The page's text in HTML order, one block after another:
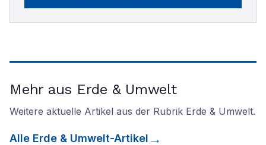
Mehr aus Erde & Umwelt
Weitere aktuelle Artikel aus der Rubrik Erde & Umwelt.
Alle Erde & Umwelt-Artikel